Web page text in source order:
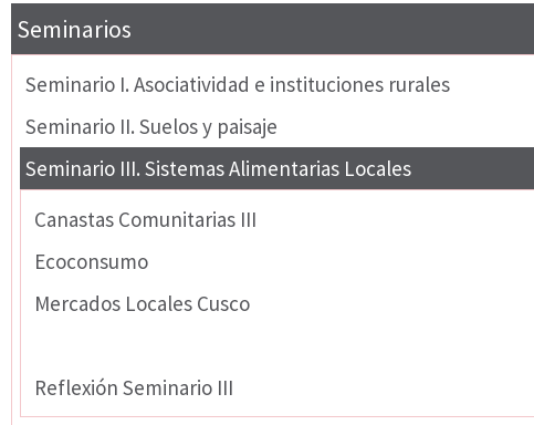
Seminarios
Seminario I. Asociatividad e instituciones rurales
Seminario II. Suelos y paisaje
Seminario III. Sistemas Alimentarias Locales
Canastas Comunitarias III
Ecoconsumo
Mercados Locales Cusco
Reflexión Seminario III